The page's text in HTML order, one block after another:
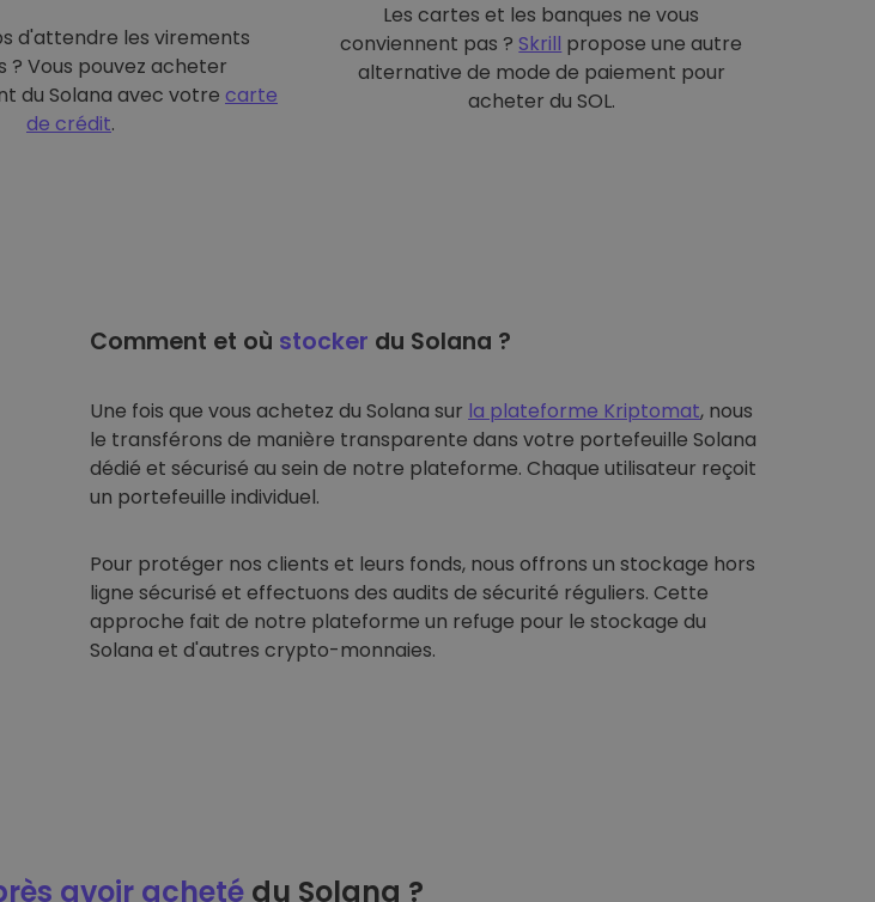
d'attendre les virements
? Vous pouvez acheter
du Solana avec votre carte
de crédit.
Les cartes et les banques ne vous
conviennent pas ? Skrill propose une autre
alternative de mode de paiement pour
acheter du SOL.
Comment et où stocker du Solana ?
Une fois que vous achetez du Solana sur la plateforme Kriptomat, nous
le transférons de manière transparente dans votre portefeuille Solana
dédié et sécurisé au sein de notre plateforme. Chaque utilisateur reçoit
un portefeuille individuel.
Pour protéger nos clients et leurs fonds, nous offrons un stockage hors
ligne sécurisé et effectuons des audits de sécurité réguliers. Cette
approche fait de notre plateforme un refuge pour le stockage du
Solana et d'autres crypto-monnaies.
avoir acheté du Solana ?